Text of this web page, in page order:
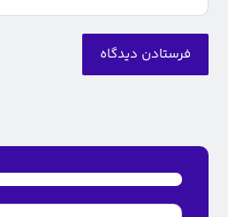
فرستادن دیدگاه